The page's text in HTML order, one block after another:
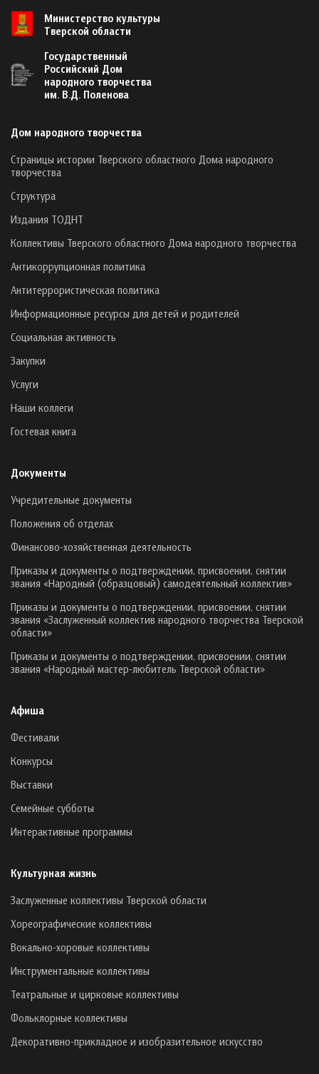
Министерство культуры
Тверской области
Государственный
Российский Дом
народного творчества
им. В.Д. Поленова
Дом народного творчества
Страницы истории Тверского областного Дома народного
творчества
Структура
Издания ТОДНТ
Коллективы Тверского областного Дома народного творчества
Антикоррупционная политика
Антитеррористическая политика
Информационные ресурсы для детей и родителей
Социальная активность
Закупки
Услуги
Наши коллеги
Гостевая книга
Документы
Учредительные документы
Положения об отделах
Финансово-хозяйственная деятельность
Приказы и документы о подтверждении, присвоении, снятии
звания «Народный (образцовый) самодеятельный коллектив»
Приказы и документы о подтверждении, присвоении, снятии
звания «Заслуженный коллектив народного творчества Тверской
области»
Приказы и документы о подтверждении, присвоении, снятии
звания «Народный мастер-любитель Тверской области»
Афиша
Фестивали
Конкурсы
Выставки
Семейные субботы
Интерактивные программы
Культурная жизнь
Заслуженные коллективы Тверской области
Хореографические коллективы
Вокально-хоровые коллективы
Инструментальные коллективы
Театральные и цирковые коллективы
Фольклорные коллективы
Декоративно-прикладное и изобразительное искусство